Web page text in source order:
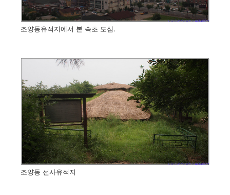
조양동유적지에서 본 속초 도심.
조양동 선사유적지